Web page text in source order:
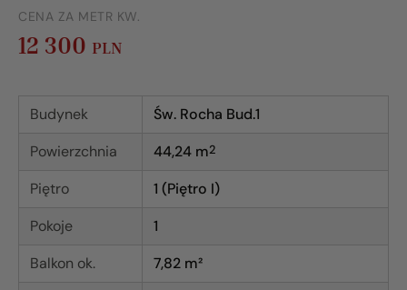
CENA ZA METR KW.
12 300 PLN
Budynek
Św. Rocha Bud.1
Powierzchnia
44,24 m2
Piętro
1 (Piętro I)
Pokoje
1
Balkon ok.
7,82 m²